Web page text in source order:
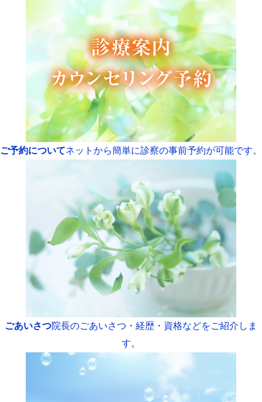
ご予約についてネットから簡単に診察の事前予約が可能です。
ごあいさつ院長のごあいさつ・経歴・資格などをご紹介しま
す。